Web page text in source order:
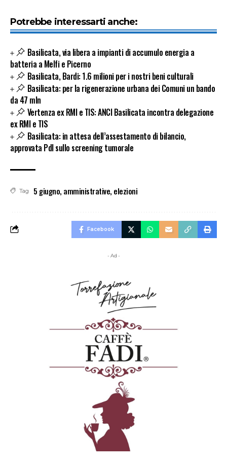
Potrebbe interessarti anche:
Basilicata, via libera a impianti di accumulo energia a
batteria a Melfi e Picerno
Basilicata, Bardi: 1.6 milioni per i nostri beni culturali
Basilicata: per la rigenerazione urbana dei Comuni un bando
da 47 mln
Vertenza ex RMI e TIS: ANCI Basilicata incontra delegazione
ex RMI e TIS
Basilicata: in attesa dell’assestamento di bilancio,
approvata Pdl sullo screening tumorale
Tag 5 giugno, amministrative, elezioni
Facebook
- Ad -